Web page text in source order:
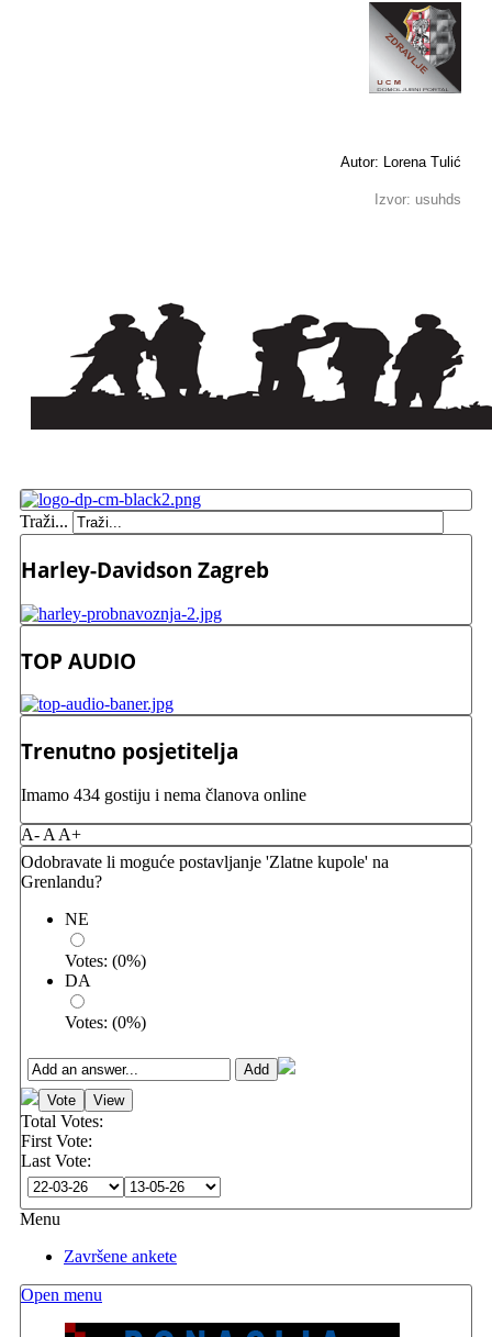
Autor: Lorena Tulić
Izvor: usuhds
Traži...
Harley-Davidson Zagreb
TOP AUDIO
Trenutno posjetitelja
Imamo 434 gostiju i nema članova online
A- A A+
Odobravate li moguće postavljanje 'Zlatne kupole' na
Grenlandu?
NE
Votes: (0%)
DA
Votes: (0%)
Total Votes:
First Vote:
Last Vote:
Menu
Završene ankete
Open menu